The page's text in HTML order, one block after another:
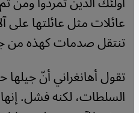
عائلات مثل عائلتها على
تنتقل صدمات كهذه من
تقول أهانغراني أنّ جيلها
السلطات، لكنه فشل. إنها